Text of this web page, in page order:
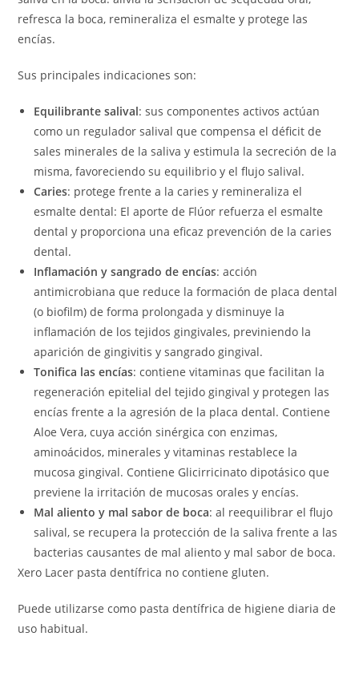
refresca la boca, remineraliza el esmalte y protege las
encías.
Sus principales indicaciones son:
Equilibrante salival: sus componentes activos actúan
como un regulador salival que compensa el déficit de
sales minerales de la saliva y estimula la secreción de la
misma, favoreciendo su equilibrio y el flujo salival.
Caries: protege frente a la caries y remineraliza el
esmalte dental: El aporte de Flúor refuerza el esmalte
dental y proporciona una eficaz prevención de la caries
dental.
Inflamación y sangrado de encías: acción
antimicrobiana que reduce la formación de placa dental
(o biofilm) de forma prolongada y disminuye la
inflamación de los tejidos gingivales, previniendo la
aparición de gingivitis y sangrado gingival.
Tonifica las encías: contiene vitaminas que facilitan la
regeneración epitelial del tejido gingival y protegen las
encías frente a la agresión de la placa dental. Contiene
Aloe Vera, cuya acción sinérgica con enzimas,
aminoácidos, minerales y vitaminas restablece la
mucosa gingival. Contiene Glicirricinato dipotásico que
previene la irritación de mucosas orales y encías.
Mal aliento y mal sabor de boca: al reequilibrar el flujo
salival, se recupera la protección de la saliva frente a las
bacterias causantes de mal aliento y mal sabor de boca.
Xero Lacer pasta dentífrica no contiene gluten.
Puede utilizarse como pasta dentífrica de higiene diaria de
uso habitual.